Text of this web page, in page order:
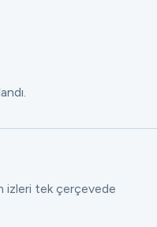
izleri tek çerçevede